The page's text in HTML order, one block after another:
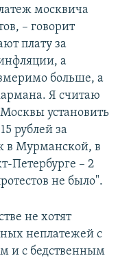
москвича
– говорит
плату за
а
больше, а
Я считаю
установить
рублей за
в Мурманской, в
Петербурге – 2
не было".
не хотят
неплатежей с
и с бедственным